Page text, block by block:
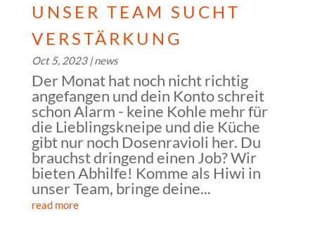
UNSER TEAM SUCHT
VERSTÄRKUNG
Oct 5, 2023|news
Der Monat hat noch nicht richtig
angefangen und dein Konto schreit
schon Alarm - keine Kohle mehr für
die Lieblingskneipe und die Küche
gibt nur noch Dosenravioli her. Du
brauchst dringend einen Job? Wir
bieten Abhilfe! Komme als Hiwi in
unser Team, bringe deine...
read more